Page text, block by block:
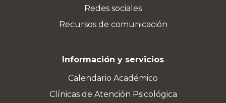
Redes sociales
Recursos de comunicación
Información y servicios
Calendario Académico
Clínicas de Atención Psicológica